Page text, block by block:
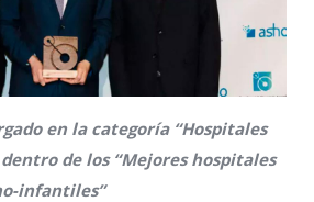
en la categoría “Hospitales
de los “Mejores hospitales
infantiles”